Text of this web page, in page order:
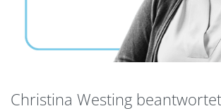
Christina Westing